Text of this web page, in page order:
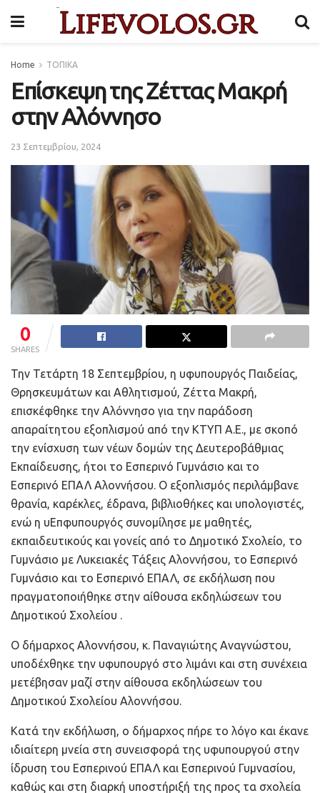
Home ΤΟΠΙΚΑ
Επίσκεψη της Ζέττας Μακρή
στην Αλόννησο
23 Σεπτεμβρίου, 2024
0
SHARES
Την Τετάρτη 18 Σεπτεμβρίου, η υφυπουργός Παιδείας,
Θρησκευμάτων και Αθλητισμού, Ζέττα Μακρή,
επισκέφθηκε την Αλόννησο για την παράδοση
απαραίτητου εξοπλισμού από την ΚΤΥΠ Α.Ε., με σκοπό
την ενίσχυση των νέων δομών της Δευτεροβάθμιας
Εκπαίδευσης, ήτοι το Εσπερινό Γυμνάσιο και το
Εσπερινό ΕΠΑΛ Αλοννήσου. Ο εξοπλισμός περιλάμβανε
θρανία, καρέκλες, έδρανα, βιβλιοθήκες και υπολογιστές,
ενώ η υΕπφυπουργός συνομίλησε με μαθητές,
εκπαιδευτικούς και γονείς από το Δημοτικό Σχολείο, το
Γυμνάσιο με Λυκειακές Τάξεις Αλοννήσου, το Εσπερινό
Γυμνάσιο και το Εσπερινό ΕΠΑΛ, σε εκδήλωση που
πραγματοποιήθηκε στην αίθουσα εκδηλώσεων του
Δημοτικού Σχολείου .
Ο δήμαρχος Αλοννήσου, κ. Παναγιώτης Αναγνώστου,
υποδέχθηκε την υφυπουργό στο λιμάνι και στη συνέχεια
μετέβησαν μαζί στην αίθουσα εκδηλώσεων του
Δημοτικού Σχολείου Αλοννήσου.
Κατά την εκδήλωση, ο δήμαρχος πήρε το λόγο και έκανε
ιδιαίτερη μνεία στη συνεισφορά της υφυπουργού στην
ίδρυση του Εσπερινού ΕΠΑΛ και Εσπερινού Γυμνασίου,
καθώς και στη διαρκή υποστήριξή της προς τα σχολεία